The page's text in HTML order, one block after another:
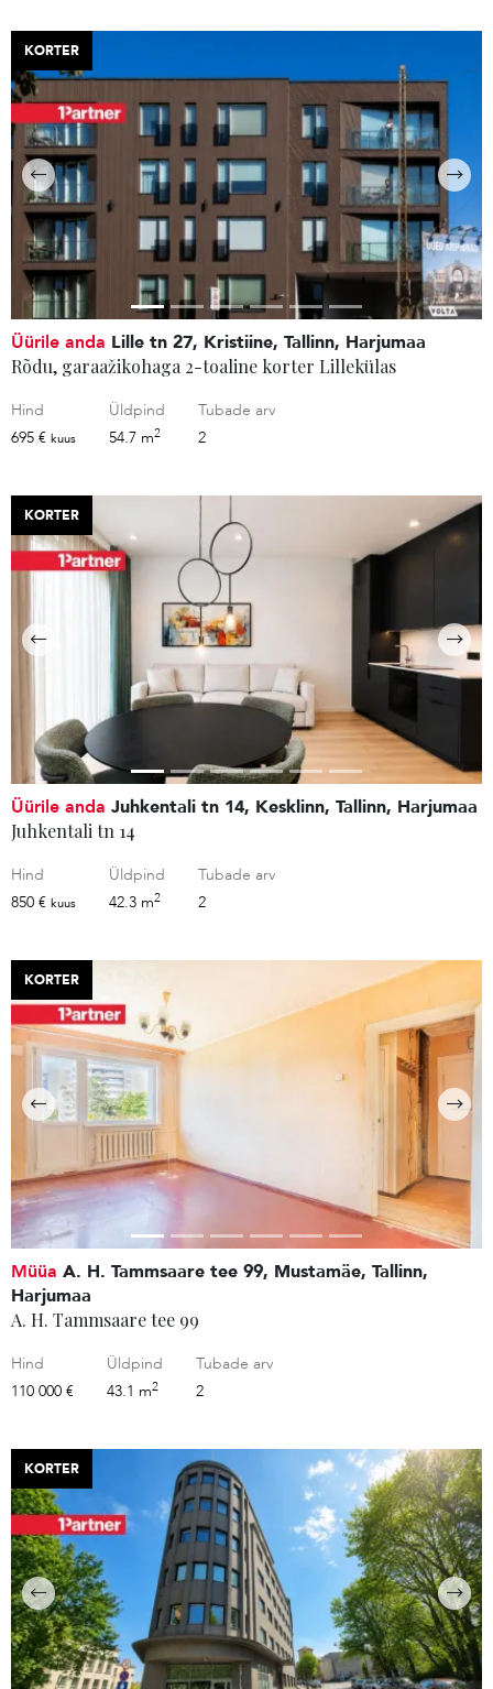
KORTER
Üürile anda Lille tn 27, Kristiine, Tallinn, Harjumaa
Rõdu, garaažikohaga 2-toaline korter Lillekülas
Hind
695 € kuus
Üldpind
54.7 m2
Tubade arv
2
KORTER
Üürile anda Juhkentali tn 14, Kesklinn, Tallinn, Harjumaa
Juhkentali tn 14
Hind
850 € kuus
Üldpind
42.3 m2
Tubade arv
2
KORTER
Müüa A. H. Tammsaare tee 99, Mustamäe, Tallinn,
Harjumaa
A. H. Tammsaare tee 99
Hind
110 000 €
Üldpind
43.1 m2
Tubade arv
2
KORTER